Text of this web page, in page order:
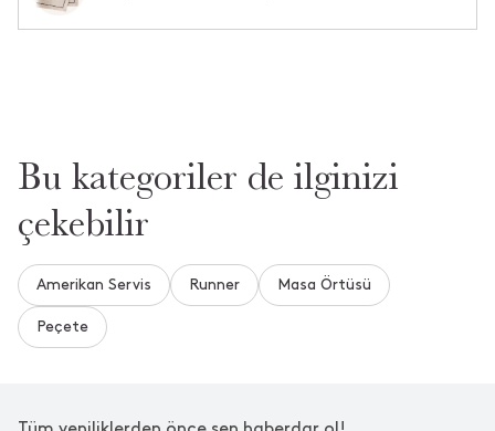
Bu kategoriler de ilginizi
çekebilir
Amerikan Servis Runner Masa Örtüsü
Peçete